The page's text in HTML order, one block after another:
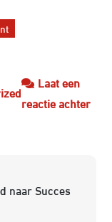
Laat een
reactie achterop
naar Succes